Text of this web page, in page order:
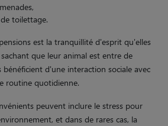
toilettage.
est la tranquillité d'esprit qu'elles
que leur animal est entre de
bénéficient d'une interaction sociale avec
routine quotidienne.
peuvent inclure le stress pour
et dans de rares cas, la